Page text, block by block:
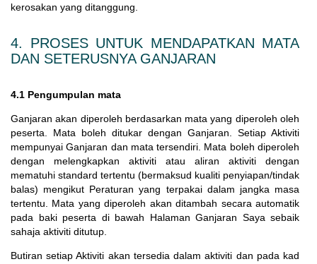
kerosakan yang ditanggung.
4. PROSES UNTUK MENDAPATKAN MATA
DAN SETERUSNYA GANJARAN
4.1 Pengumpulan mata
Ganjaran akan diperoleh berdasarkan mata yang diperoleh oleh
peserta. Mata boleh ditukar dengan Ganjaran. Setiap Aktiviti
mempunyai Ganjaran dan mata tersendiri. Mata boleh diperoleh
dengan melengkapkan aktiviti atau aliran aktiviti dengan
mematuhi standard tertentu (bermaksud kualiti penyiapan/tindak
balas) mengikut Peraturan yang terpakai dalam jangka masa
tertentu. Mata yang diperoleh akan ditambah secara automatik
pada baki peserta di bawah Halaman Ganjaran Saya sebaik
sahaja aktiviti ditutup.
Butiran setiap Aktiviti akan tersedia dalam aktiviti dan pada kad